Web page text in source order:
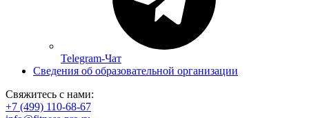
Telegram-Чат
Сведения об образовательной организации
Свяжитесь с нами:
+7 (499) 110-68-67